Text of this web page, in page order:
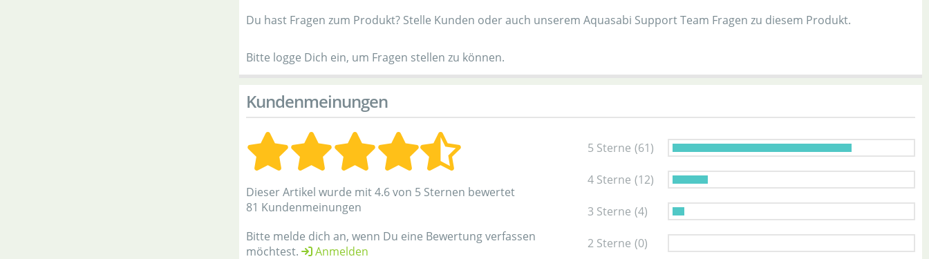
Du hast Fragen zum Produkt? Stelle Kunden oder auch unserem Aquasabi Support Team Fragen zu diesem Produkt.
Bitte logge Dich ein, um Fragen stellen zu können.
Kundenmeinungen
Dieser Artikel wurde mit 4.6 von 5 Sternen bewertet
81 Kundenmeinungen
Bitte melde dich an, wenn Du eine Bewertung verfassen
möchtest.
Anmelden
5 Sterne (61)
4 Sterne (12)
3 Sterne (4)
2 Sterne (0)